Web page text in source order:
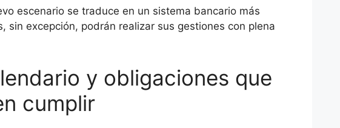
escenario se traduce en un sistema bancario más
sin excepción, podrán realizar sus gestiones con plena
y obligaciones que
cumplir